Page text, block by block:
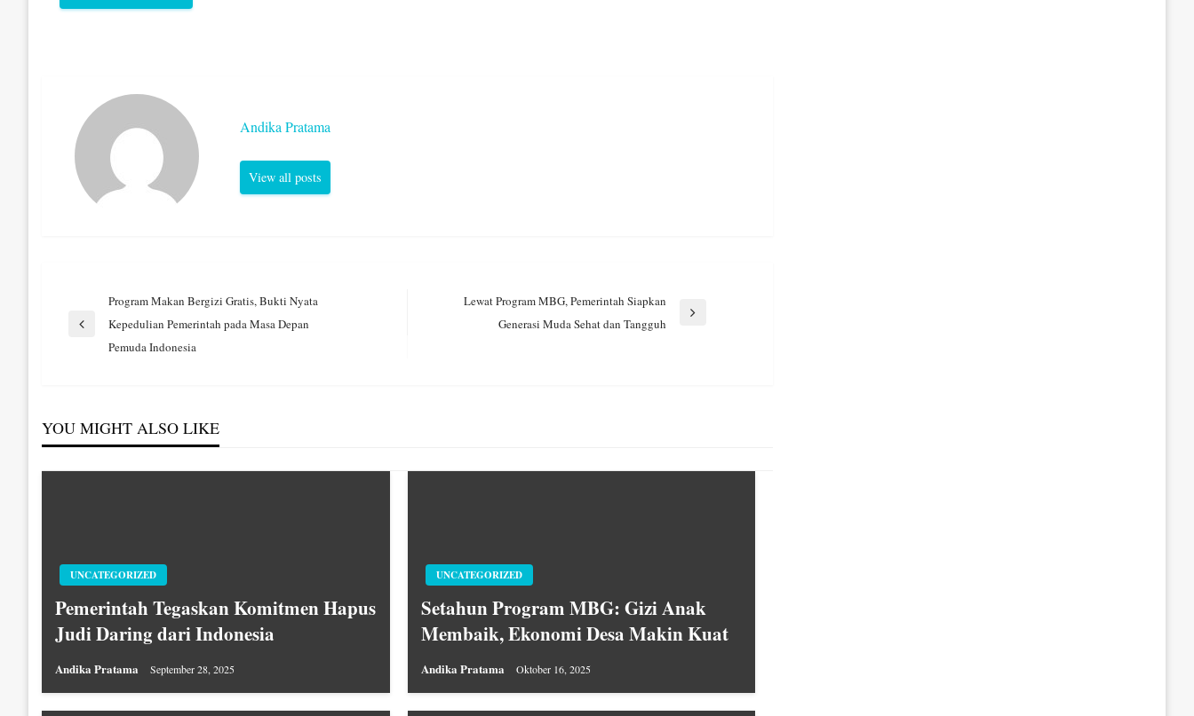
Andika Pratama
View all posts
Navigasi
pos
Program Makan Bergizi Gratis, Bukti Nyata
Kepedulian Pemerintah pada Masa Depan
Pemuda Indonesia
Lewat Program MBG, Pemerintah Siapkan
Generasi Muda Sehat dan Tangguh
YOU MIGHT ALSO LIKE
UNCATEGORIZED
Pemerintah Tegaskan Komitmen Hapus
Judi Daring dari Indonesia
Andika Pratama September 28, 2025
UNCATEGORIZED
Setahun Program MBG: Gizi Anak
Membaik, Ekonomi Desa Makin Kuat
Andika Pratama Oktober 16, 2025